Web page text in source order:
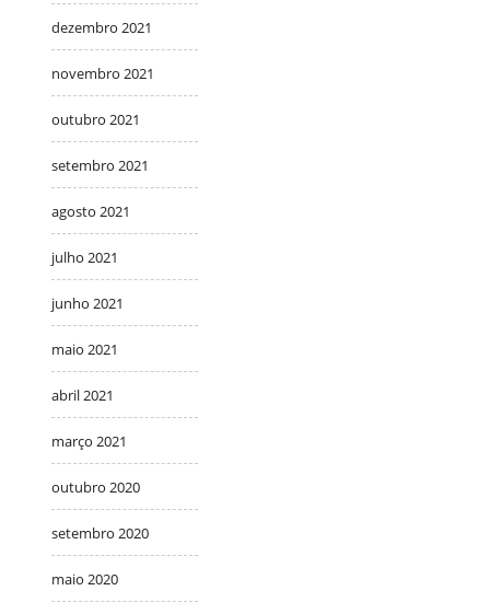
dezembro 2021
novembro 2021
outubro 2021
setembro 2021
agosto 2021
julho 2021
junho 2021
maio 2021
abril 2021
março 2021
outubro 2020
setembro 2020
maio 2020